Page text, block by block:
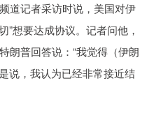
道记者采访时说，美国对伊
”想要达成协议。记者问他，
朗普回答说：“我觉得（伊朗
说，我认为已经非常接近结